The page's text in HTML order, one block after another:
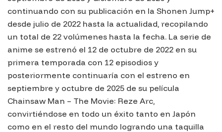
continuando con su publicación en la Shonen Jump+
desde julio de 2022 hasta la actualidad, recopilando
un total de 22 volúmenes hasta la fecha. La serie de
anime se estrenó el 12 de octubre de 2022 en su
primera temporada con 12 episodios y
posteriormente continuaría con el estreno en
septiembre y octubre de 2025 de su película
Chainsaw Man – The Movie: Reze Arc,
convirtiéndose en todo un éxito tanto en Japón
como en el resto del mundo logrando una taquilla